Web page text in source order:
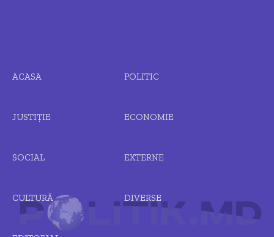
ACASA POLITIC
JUSTIȚIE ECONOMIE
SOCIAL EXTERNE
CULTURĂ DIVERSE